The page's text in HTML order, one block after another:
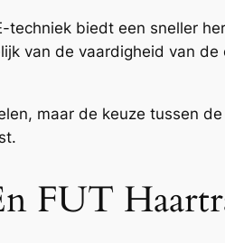
biedt een sneller
van de vaardigheid van de
maar de keuze tussen
FUT